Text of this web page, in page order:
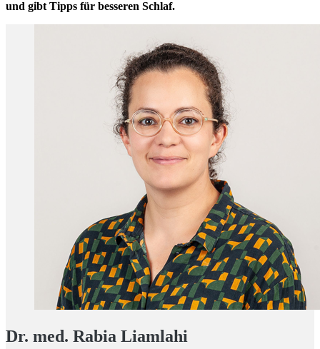
und gibt Tipps für besseren Schlaf.
Dr. med. Rabia Liamlahi